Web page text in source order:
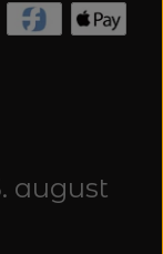
august